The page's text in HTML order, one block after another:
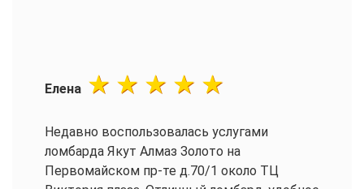
Елена
Недавно воспользовалась услугами
ломбарда Якут Алмаз Золото на
Первомайском пр-те д.70/1 около ТЦ